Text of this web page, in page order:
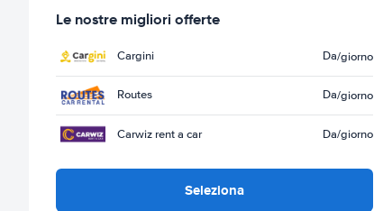
Le nostre migliori offerte
Cargini Da/giorno
Routes Da/giorno
Carwiz rent a car Da/giorno
Seleziona